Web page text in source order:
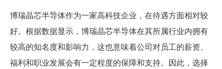
博瑞晶芯半导体作为一家高科技企业，在待遇方面相对较
好。根据数据显示，博瑞晶芯半导体在其所属行业内拥有
较高的知名度和影响力，这也意味着公司对员工的薪资、
福利和职业发展会有一定程度的保障和支持。因此，选择